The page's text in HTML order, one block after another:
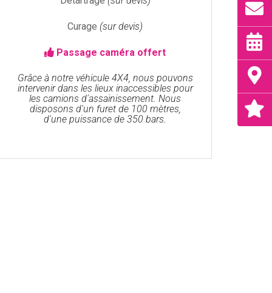
Curage (sur devis)
Passage caméra offert
Grâce à notre véhicule 4X4, nous pouvons
intervenir dans les lieux inaccessibles pour
les camions d'assainissement. Nous
disposons d'un furet de 100 mètres,
d'une puissance de 350 bars.